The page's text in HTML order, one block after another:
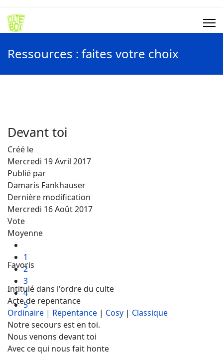
Ressources : faites votre choix
Devant toi
Créé le
Mercredi 19 Avril 2017
Publié par
Damaris Fankhauser
Dernière modification
Mercredi 16 Août 2017
Vote
Moyenne
1
2
3
4
5
Favoris
Intitulé dans l'ordre du culte
Acte de repentance
Ordinaire | Repentance | Cosy | Classique
Notre secours est en toi.
Nous venons devant toi
Avec ce qui nous fait honte